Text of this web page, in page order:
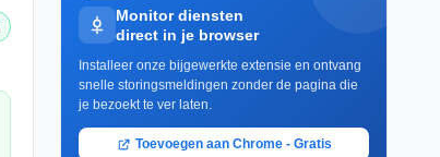
Monitor diensten
direct in je browser
Installeer onze bijgewerkte extensie en ontvang
snelle storingsmeldingen zonder de pagina die
je bezoekt te ver laten.
Toevoegen aan Chrome - Gratis